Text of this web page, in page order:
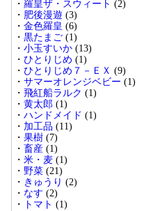
羅皇ザ・スウィート (2)
肥後漫遊 (3)
金色羅皇 (6)
黒たまご (1)
小玉すいか (13)
ひとりじめ (1)
ひとりじめ７－ＥＸ (9)
サマーオレンジベビー (1)
飛紅船ラルク (1)
黄太郎 (1)
ハンドメイド (1)
加工品 (11)
果樹 (7)
畜産 (1)
米・麦 (1)
野菜 (21)
きゅうり (2)
なす (2)
トマト (1)